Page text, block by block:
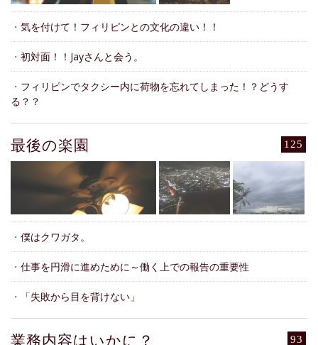
・ 気を付けて！フィリピンとの文化の違い！！
・ 初対面！！Jayさんと会う。
・ フィリピンでタクシー内に荷物を忘れてしまった！？どうす
る？？
125
最後の楽園
・ 僕はクワガタ。
・ 仕事を円滑に進めために～働く上での報告の重要性
・ 「失敗から目を背けない」
93
業務内容はいかに？